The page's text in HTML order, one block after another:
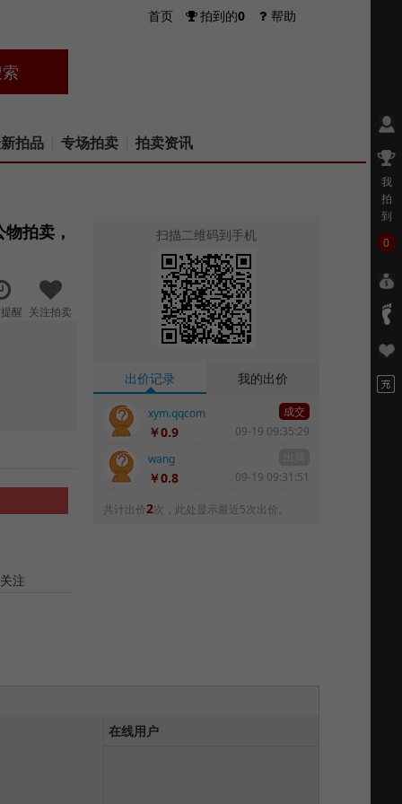
首页 拍到的0 帮助
拍品 专场拍卖 拍卖资讯
拍卖，
醒 关注拍卖
注
扫描二维码到手机
出价记录 我的出价
xym.qqcom 成交
￥0.9
09-19 09:35:29
wang
￥0.8 09-19 09:31:51
共计出价2次，此处显示最近5次出价。
在线用户
我
拍
到
0